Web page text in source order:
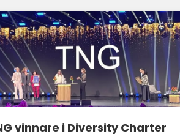
vinnare i Diversity Charter